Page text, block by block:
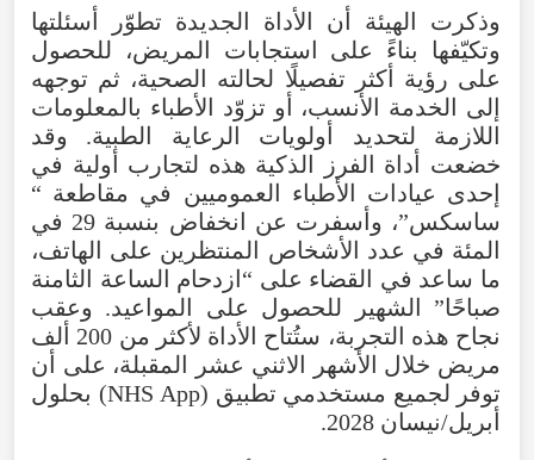
وذكرت الهيئة أن الأداة الجديدة تطوّر
أسئلتها
وتكيّفها
بناءً على استجابات المريض، للحصول
على رؤية أكثر تفصيلًا لحالته الصحية، ثم توجهه
إلى
الخدمة الأنسب، أو تزوّد الأطباء بالمعلومات
اللازمة
لتحديد أولويات الرعاية الطبية. وقد
خضعت
أداة الفرز الذكية هذه لتجارب أولية في
إحدى عيادات الأطباء العموميين في مقاطعة “
ساسكس”، وأسفرت عن انخفاض بنسبة
في
المئة في عدد الأشخاص المنتظرين على الهاتف،
ما ساعد في القضاء على “ ازدحام الساعة
الثامنة
صباحًا” الشهير للحصول على المواعيد. وعقب
نجاح هذه التجربة، ستُتاح الأداة لأكثر من
ألف
مريض خلال الأشهر الاثني عشر المقبلة، على
أن
توفر لجميع مستخدمي تطبيق (
NHS App
) بحلول
أبريل/نيسان 2028
.